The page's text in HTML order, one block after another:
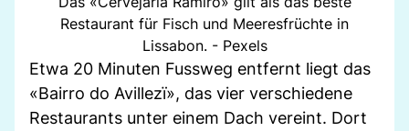
Restaurant für Fisch und Meeresfrüchte in
Lissabon. - Pexels
Etwa 20 Minuten Fussweg entfernt liegt das
«Bairro do Avillezï», das vier verschiedene
Restaurants unter einem Dach vereint. Dort